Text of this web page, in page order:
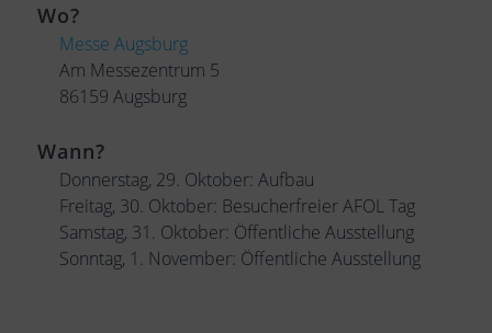
Wo?
Messe Augsburg
Am Messezentrum 5
86159 Augsburg
Wann?
Donnerstag, 29. Oktober: Aufbau
Freitag, 30. Oktober: Besucherfreier AFOL Tag
Samstag, 31. Oktober: Öffentliche Ausstellung
Sonntag, 1. November: Öffentliche Ausstellung